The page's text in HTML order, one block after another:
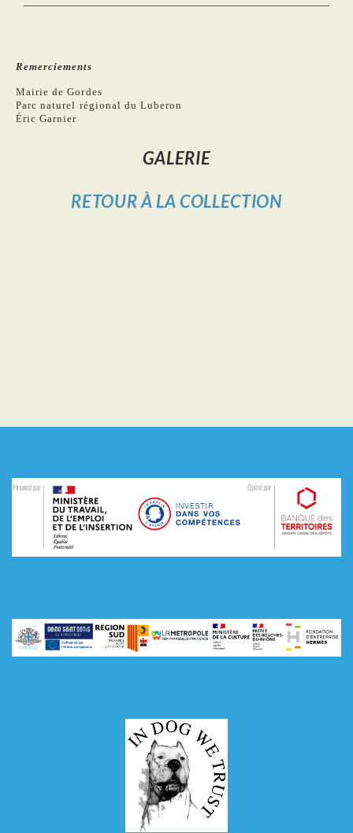
Remerciements
Mairie de Gordes
Parc naturel régional du Luberon
Éric Garnier
GALERIE
RETOUR À LA COLLECTION